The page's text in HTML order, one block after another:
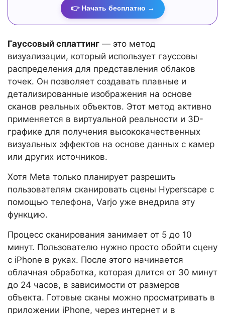
👉 Начать бесплатно →
Гауссовый сплаттинг — это метод
визуализации, который использует гауссовы
распределения для представления облаков
точек. Он позволяет создавать плавные и
детализированные изображения на основе
сканов реальных объектов. Этот метод активно
применяется в виртуальной реальности и 3D-
графике для получения высококачественных
визуальных эффектов на основе данных с камер
или других источников.
Хотя Meta только планирует разрешить
пользователям сканировать сцены Hyperscape с
помощью телефона, Varjo уже внедрила эту
функцию.
Процесс сканирования занимает от 5 до 10
минут. Пользователю нужно просто обойти сцену
с iPhone в руках. После этого начинается
облачная обработка, которая длится от 30 минут
до 24 часов, в зависимости от размеров
объекта. Готовые сканы можно просматривать в
приложении iPhone, через интернет и в